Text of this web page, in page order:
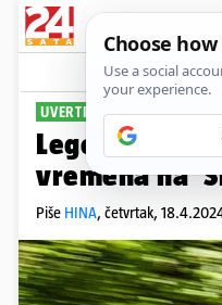
UVERTIRA PRED SPEKTAKL
Legendarni
vremena na
Piše HINA, četvrtak,